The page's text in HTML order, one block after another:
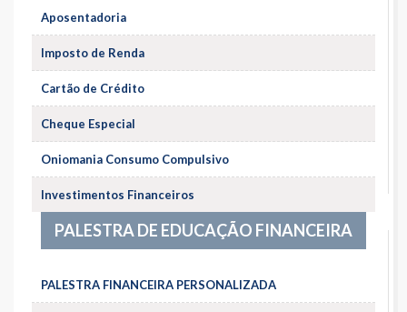
Aposentadoria
Imposto de Renda
Cartão de Crédito
Cheque Especial
Oniomania Consumo Compulsivo
Investimentos Financeiros
PALESTRA DE EDUCAÇÃO FINANCEIRA
PALESTRA FINANCEIRA PERSONALIZADA